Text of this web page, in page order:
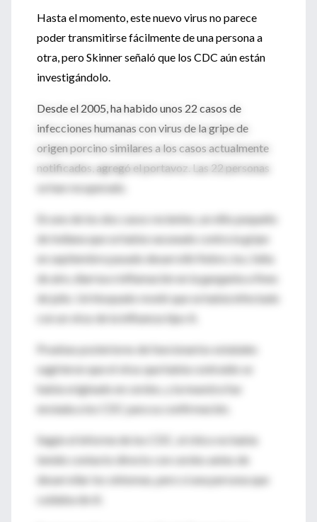
Hasta el momento, este nuevo virus no parece
poder transmitirse fácilmente de una persona a
otra, pero Skinner señaló que los CDC aún están
investigándolo.
Desde el 2005, ha habido unos 22 casos de
infecciones humanas con virus de la gripe de
origen porcino similares a los casos actualmente
notificados, agregó el portavoz. Las 22 personas
se han recuperado.
En uno de los dos casos recientes, un niño pequeño
de Indiana que se había vacunado contra la gripe
en septiembre pasado desarrolló fiebre, tos, falta
de aire, diarrea e inflamación en la garganta a fines
de julio. Un hisopado reveló que se había infectado
con un virus de la influenza tipo A.
Pruebas posteriores de funcionarios estatales
sugirieron que el virus que había contraído se
había originado en cerdos, y la muestra fue
enviada a los CDC para su confirmación.
Según el informe de los CDC, el chico no había
tenido contacto directo con cerdos antes de
desarrollar los síntomas, pero sí una persona que
cuidaba de él.